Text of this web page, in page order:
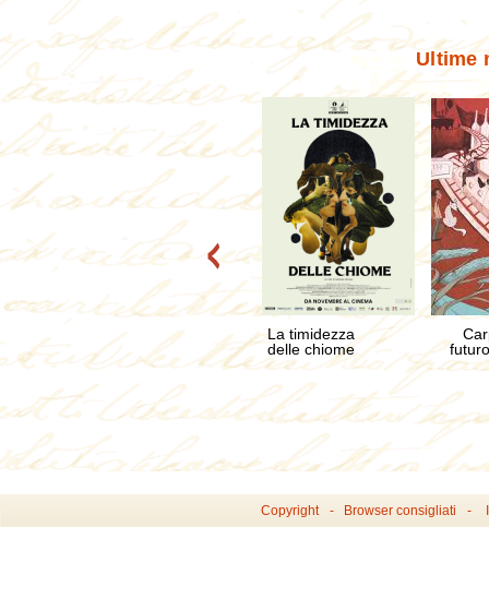
Ultime
Scorri
indietro
la
La timidezza
delle chiome
Copyright Browser consigliati